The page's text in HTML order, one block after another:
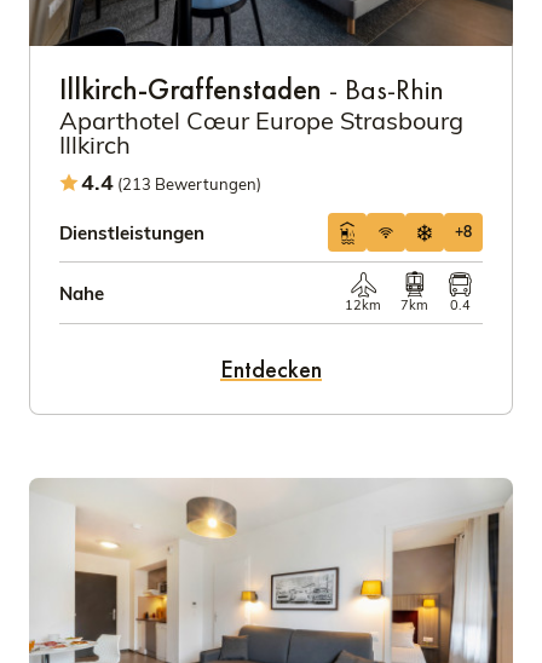
Illkirch-Graffenstaden - Bas-Rhin
Aparthotel Cœur Europe Strasbourg
Illkirch
4.4 (213 Bewertungen)
Dienstleistungen +8
Nahe
12km 7km 0.4
Entdecken